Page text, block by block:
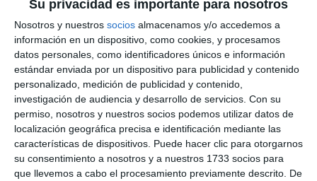
Su privacidad es importante para nosotros
Nosotros y nuestros socios almacenamos y/o accedemos a
información en un dispositivo, como cookies, y procesamos
datos personales, como identificadores únicos e información
estándar enviada por un dispositivo para publicidad y contenido
personalizado, medición de publicidad y contenido,
investigación de audiencia y desarrollo de servicios. Con su
permiso, nosotros y nuestros socios podemos utilizar datos de
localización geográfica precisa e identificación mediante las
características de dispositivos. Puede hacer clic para otorgarnos
su consentimiento a nosotros y a nuestros 1733 socios para
que llevemos a cabo el procesamiento previamente descrito. De